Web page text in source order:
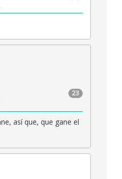
23
así que, que gane el